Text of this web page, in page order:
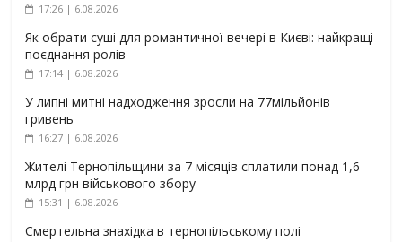
17:26 | 6.08.2026
Як обрати суші для романтичної вечері в Києві: найкращі
поєднання ролів
17:14 | 6.08.2026
У липні митні надходження зросли на 77мільйонів
гривень
16:27 | 6.08.2026
Жителі Тернопільщини за 7 місяців сплатили понад 1,6
млрд грн військового збору
15:31 | 6.08.2026
Смертельна знахідка в тернопільському полі